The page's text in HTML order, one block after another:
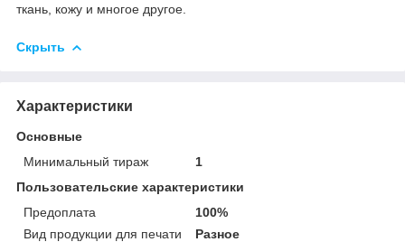
ткань, кожу и многое другое.
Скрыть
Характеристики
Основные
Минимальный тираж
1
Пользовательские характеристики
Предоплата
100%
Вид продукции для печати
Разное